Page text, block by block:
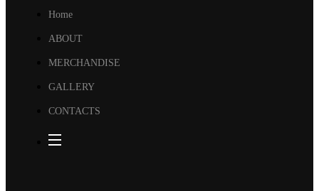
Home
ABOUT
MERCHANDISE
GALLERY
CONTACTS